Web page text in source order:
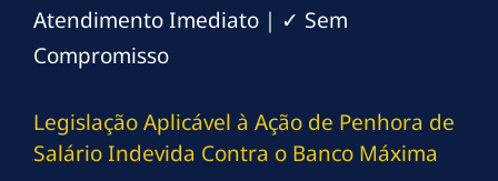
Atendimento Imediato | ✓ Sem
Compromisso
Legislação Aplicável à Ação de Penhora de
Salário Indevida Contra o Banco Máxima